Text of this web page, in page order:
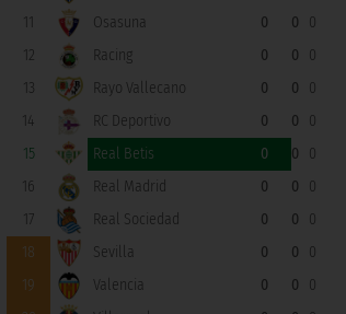
11
Osasuna 0 0
0
12
Racing 0 0
0
13
Rayo Vallecano 0 0
0
14
RC Deportivo 0 0
0
15
Real Betis 0 0
0
16
Real Madrid 0 0
0
17
Real Sociedad 0 0
0
18
Sevilla 0 0
0
19
Valencia 0 0
0